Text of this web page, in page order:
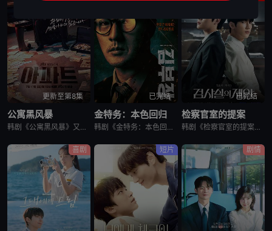
更新至第8集
公寓黑风暴
韩剧《公寓黑风暴》又名：公寓,The Apartment Job,아파트，讲述了：曾经的帮派老大急需现金，于是和有志成为律师的同伴合作，打算窃取住宅社区的储备基金，却意外揭开深藏的腐败真相。
已完结
金特务：本色回归
韩剧《金特务：本色回归》又名金部长,Agent Kim,김부장,金特务：本色回归，剧中主角金科长由苏志燮饰演。在剧中，金科长是敏智的父亲，也是一名朝鲜间谍。他被派去执行无数特别任务，包括17次朝鲜任务
已完结
检察官室的提案
韩剧《检察官室的提案》又名：检察官办公室的提议,检察官的提案(台),The Prosecutors Proposal,검사실의 제안，讲述了：改编自同名小说。一个是凶手的儿子，一个是受害者的儿子——一
喜剧 短片 剧情